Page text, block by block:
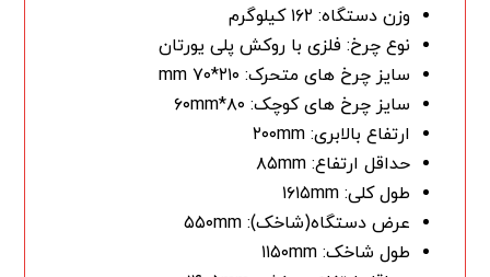
وزن دستگاه: ۱۶۲ کیلوگرم
نوع چرخ: فلزی با روکش پلی یورتان
سایز چرخ های متحرک: ۲۱۰*۷۰ mm
سایز چرخ های کوچک: ۸۰*۶۰mm
ارتفاع بالابری: ۲۰۰mm
حداقل ارتفاع: ۸۵mm
طول کلی: ۱۶۱۵mm
عرض دستگاه(شاخک): ۵۵۰mm
طول شاخک: ۱۱۵۰mm